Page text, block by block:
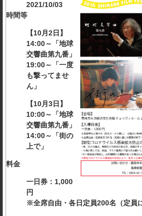
2021/10/03
時間等
【10月2日】
14:00～「地球
交響曲第九番」
19:00～「一度
も撃ってませ
ん」
【10月3日】
10:00～「地球
交響曲第九番」
14:00～「街の
上で」
料金
一日券：1,000
円
※全席自由・各日定員200名（定員